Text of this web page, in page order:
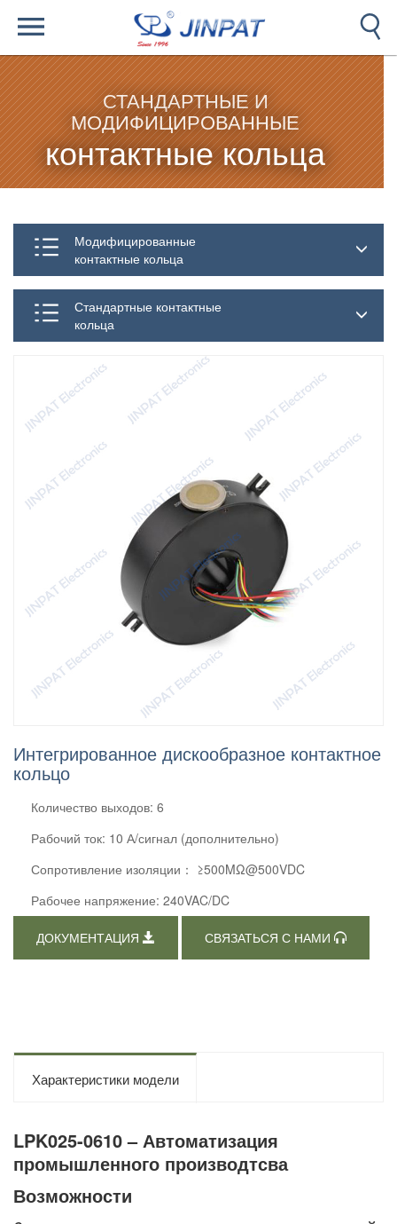
СТАНДАРТНЫЕ И
МОДИФИЦИРОВАННЫЕ
контактные кольца
Модифицированные
контактные кольца
Стандартные контактные
кольца
Интегрированное дискообразное контактное
кольцо
Количество выходов: 6
Рабочий ток: 10 А/сигнал (дополнительно)
Сопротивление изоляции： ≥500MΩ@500VDC
Рабочее напряжение: 240VAC/DC
ДОКУМЕНТАЦИЯ СВЯЗАТЬСЯ С НАМИ
Характеристики модели
LPK025-0610 – Автоматизация
промышленного производтсва
Возможности